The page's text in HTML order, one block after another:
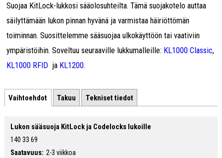
Suojaa KitLock-lukkosi sääolosuhteilta. Tämä suojakotelo auttaa
säilyttämään lukon pinnan hyvänä ja varmistaa häiriöttömän
toiminnan. Suosittelemme sääsuojaa ulkokäyttöön tai vaativiin
ympäristöihin. Soveltuu seuraaville lukkumalleille: KL1000 Classic,
KL1000 RFID ja KL1200.
Vaihtoehdot Takuu Tekniset tiedot
Lukon sääsuoja KitLock ja Codelocks lukoille
140 33 69
Saatavuus: 2-3 viikkoa